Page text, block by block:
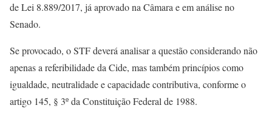
de Lei 8.889/2017, já aprovado na Câmara e em análise no
Senado.
Se provocado, o STF deverá analisar a questão considerando não
apenas a referibilidade da Cide, mas também princípios como
igualdade, neutralidade e capacidade contributiva, conforme o
artigo 145, § 3º da Constituição Federal de 1988.